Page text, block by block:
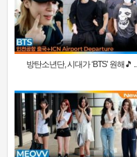
방탄소년단, 시대가 ‘BTS’ 원해🎵 ..